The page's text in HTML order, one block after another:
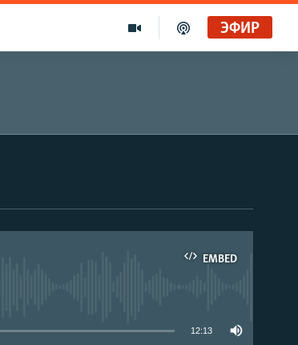
ЭФИР
EMBED
12:13